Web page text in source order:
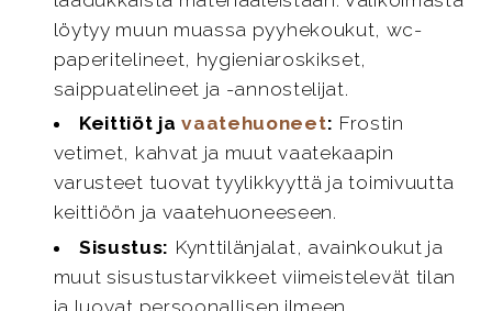
löytyy muun muassa pyyhekoukut, wc-
paperitelineet, hygieniaroskikset,
saippuatelineet ja -annostelijat.
Keittiöt javaatehuoneet: Frostin
vetimet, kahvat ja muut vaatekaapin
varusteet tuovat tyylikkyyttä ja toimivuutta
keittiöön ja vaatehuoneeseen.
Sisustus: Kynttilänjalat, avainkoukut ja
muut sisustustarvikkeet viimeistelevät tilan
ja luovat persoonallisen ilmeen.